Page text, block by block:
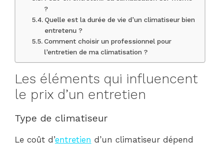
?
Quelle est la durée de vie d’un climatiseur bien
entretenu ?
Comment choisir un professionnel pour
l’entretien de ma climatisation ?
Les éléments qui influencent
le prix d’un entretien
Type de climatiseur
Le coût d’entretien d’un climatiseur dépend